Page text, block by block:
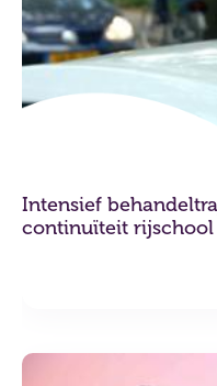
Intensief
continuïteit rijschool